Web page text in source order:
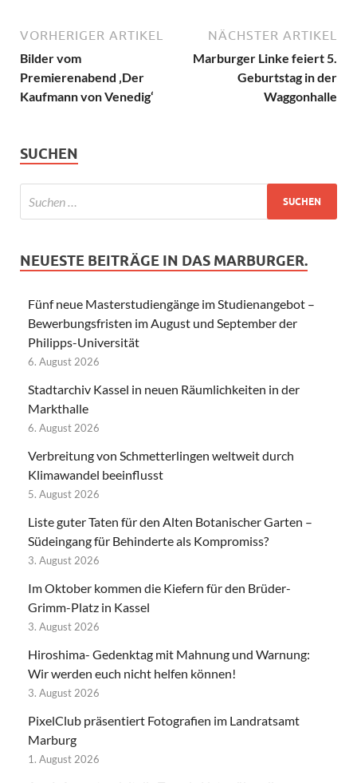
VORHERIGER ARTIKEL
Bilder vom
Premierenabend ‚Der
Kaufmann von Venedig‘
NÄCHSTER ARTIKEL
Marburger Linke feiert 5.
Geburtstag in der
Waggonhalle
SUCHEN
NEUESTE BEITRÄGE IN DAS MARBURGER.
Fünf neue Masterstudiengänge im Studienangebot –
Bewerbungsfristen im August und September der
Philipps-Universität
6. August 2026
Stadtarchiv Kassel in neuen Räumlichkeiten in der
Markthalle
6. August 2026
Verbreitung von Schmetterlingen weltweit durch
Klimawandel beeinflusst
5. August 2026
Liste guter Taten für den Alten Botanischer Garten –
Südeingang für Behinderte als Kompromiss?
3. August 2026
Im Oktober kommen die Kiefern für den Brüder-
Grimm-Platz in Kassel
3. August 2026
Hiroshima- Gedenktag mit Mahnung und Warnung:
Wir werden euch nicht helfen können!
3. August 2026
PixelClub präsentiert Fotografien im Landratsamt
Marburg
1. August 2026